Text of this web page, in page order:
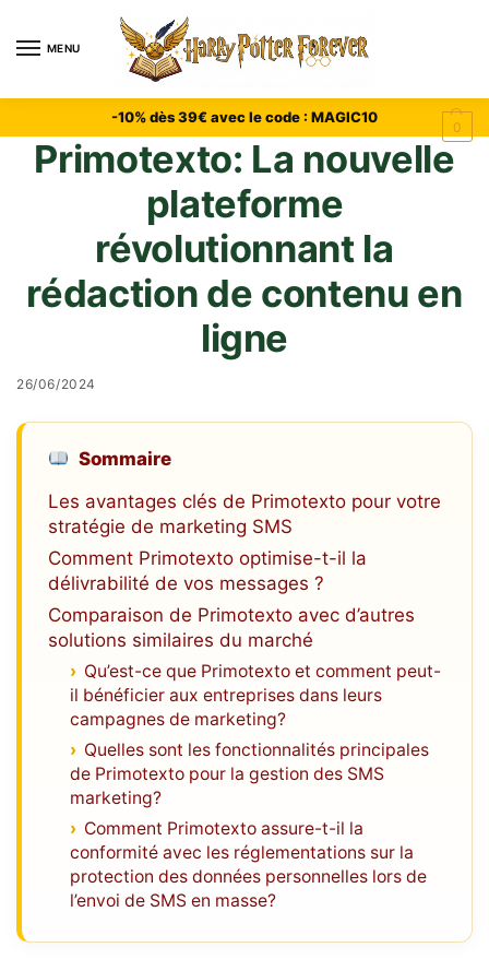
MENU
0
-10% dès 39€ avec le code : MAGIC10
Primotexto: La nouvelle
plateforme
révolutionnant la
rédaction de contenu en
ligne
26/06/2024
Sommaire
Les avantages clés de Primotexto pour votre
stratégie de marketing SMS
Comment Primotexto optimise-t-il la
délivrabilité de vos messages ?
Comparaison de Primotexto avec d’autres
solutions similaires du marché
Qu’est-ce que Primotexto et comment peut-
il bénéficier aux entreprises dans leurs
campagnes de marketing?
Quelles sont les fonctionnalités principales
de Primotexto pour la gestion des SMS
marketing?
Comment Primotexto assure-t-il la
conformité avec les réglementations sur la
protection des données personnelles lors de
l’envoi de SMS en masse?